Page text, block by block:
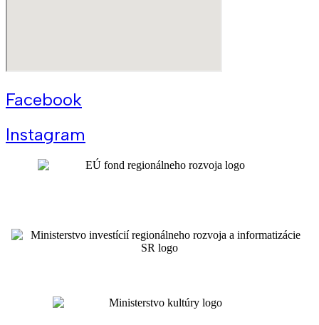
Facebook
Instagram